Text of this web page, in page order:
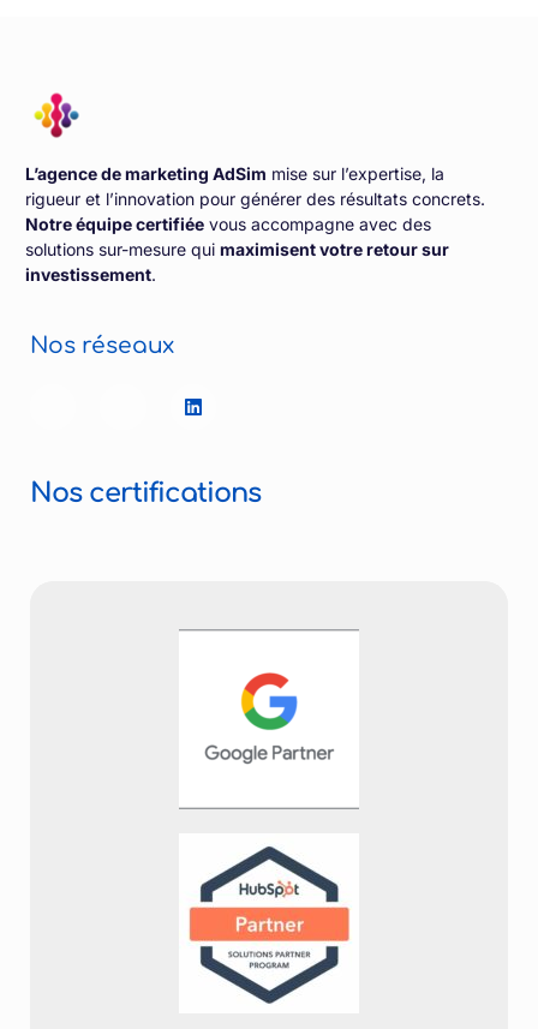
L’agence de marketing AdSim mise sur l’expertise, la
rigueur et l’innovation pour générer des résultats concrets.
Notre équipe certifiée vous accompagne avec des
solutions sur-mesure qui maximisent votre retour sur
investissement.
Nos réseaux
Nos certifications